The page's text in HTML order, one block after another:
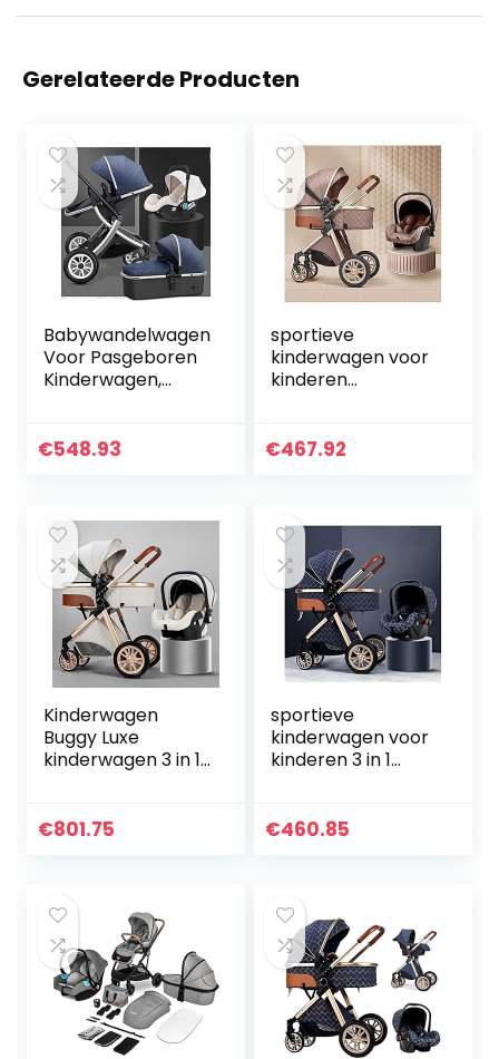
Gerelateerde Producten
Babywandelwagen
Voor Pasgeboren
Kinderwagen,
Autostoel,
€548.93
sportieve
kinderwagen voor
kinderen
opvouwbare
€467.92
Kinderwagen
Buggy Luxe
kinderwagen 3 in 1
Kan Draagbare
€801.75
sportieve
kinderwagen voor
kinderen 3 in 1
kinderwagen,
€460.85